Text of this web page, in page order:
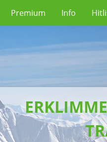
Premium Info